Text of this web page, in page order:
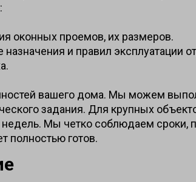
оконных проемов, их размеров.
и правил эксплуатации
вашего дома. Мы можем
задания. Для крупных
Мы четко соблюдаем сроки,
полностью готов.